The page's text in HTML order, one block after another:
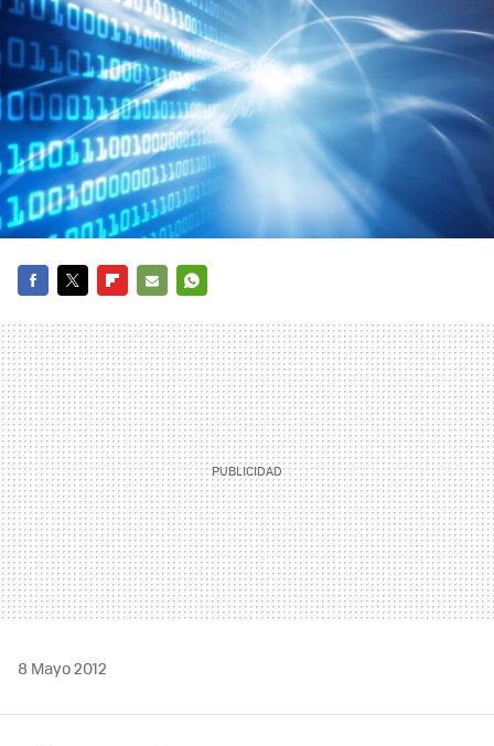
MAIL
8 Mayo 2012